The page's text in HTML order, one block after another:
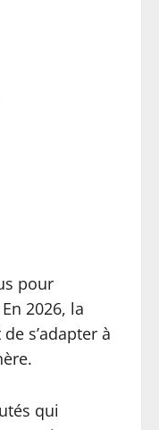
pour
2026, la
s’adapter à
qui